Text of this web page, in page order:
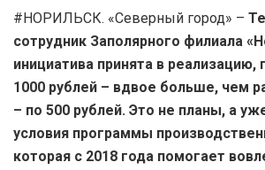
#НОРИЛЬСК. «Северный город» –
сотрудник Заполярного филиала
инициатива принята в реализацию,
1000 рублей – вдвое больше, чем
– по 500 рублей. Это не планы, а
условия программы
которая с 2018 года помогает